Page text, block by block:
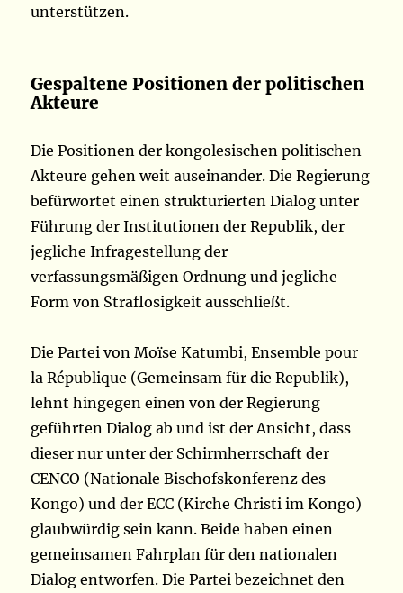
unterstützen.
Gespaltene Positionen der politischen
Akteure
Die Positionen der kongolesischen politischen
Akteure gehen weit auseinander. Die Regierung
befürwortet einen strukturierten Dialog unter
Führung der Institutionen der Republik, der
jegliche Infragestellung der
verfassungsmäßigen Ordnung und jegliche
Form von Straflosigkeit ausschließt.
Die Partei von Moïse Katumbi, Ensemble pour
la République (Gemeinsam für die Republik),
lehnt hingegen einen von der Regierung
geführten Dialog ab und ist der Ansicht, dass
dieser nur unter der Schirmherrschaft der
CENCO (Nationale Bischofskonferenz des
Kongo) und der ECC (Kirche Christi im Kongo)
glaubwürdig sein kann. Beide haben einen
gemeinsamen Fahrplan für den nationalen
Dialog entworfen. Die Partei bezeichnet den